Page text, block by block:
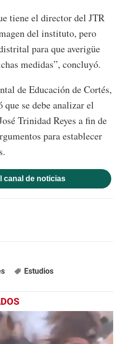
tiene el director del JTR
del instituto, pero
para que averigüe
medidas”, concluyó.
de Educación de Cortés,
se debe analizar el
Trinidad Reyes a fin de
para establecer
canal de noticias
Estudios